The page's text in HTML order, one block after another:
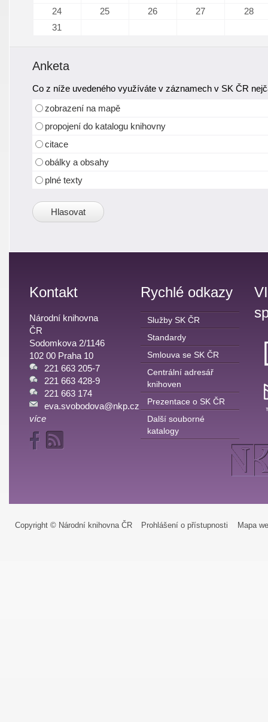
24 25 26 27
28
31
Anketa
Co z níže uvedeného využíváte v záznamech v SK ČR
zobrazení na mapě
propojení do katalogu knihovny
citace
obálky a obsahy
plné texty
Kontakt
Národní knihovna
ČR
Sodomkova 2/1146
102 00 Praha 10
221 663 205-7
221 663 428-9
221 663 174
eva.svobodova@nkp.cz
více
Rychlé odkazy
Služby SK ČR
Standardy
Smlouva se SK ČR
Centrální adresář
knihoven
Prezentace o SK ČR
Další souborné
katalogy
Copyright © Národní knihovna ČR Prohlášení o přístupnosti Mapa